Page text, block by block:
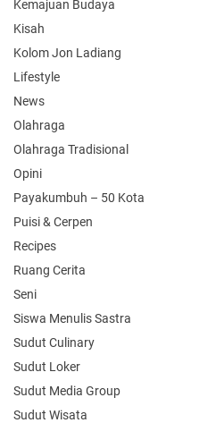
Kemajuan Budaya
Kisah
Kolom Jon Ladiang
Lifestyle
News
Olahraga
Olahraga Tradisional
Opini
Payakumbuh – 50 Kota
Puisi & Cerpen
Recipes
Ruang Cerita
Seni
Siswa Menulis Sastra
Sudut Culinary
Sudut Loker
Sudut Media Group
Sudut Wisata